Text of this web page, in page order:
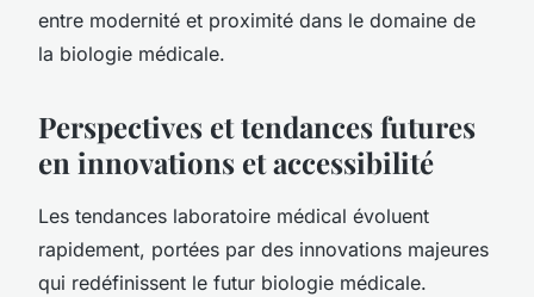
entre modernité et proximité dans le domaine de
la biologie médicale.
Perspectives et tendances futures
en innovations et accessibilité
Les tendances laboratoire médical évoluent
rapidement, portées par des innovations majeures
qui redéfinissent le futur biologie médicale.